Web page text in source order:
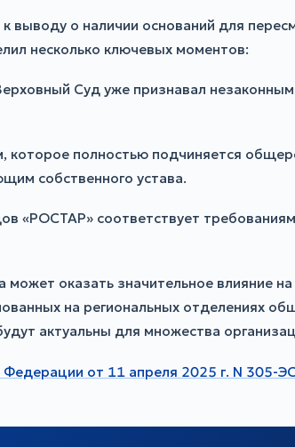
о наличии оснований для
несколько ключевых моментов:
Суд уже признавал
полностью подчиняется
собственного устава.
«РОСТАР» соответствует
оказать значительное влияние
на региональных отделениях
актуальны для множества
Федерации от 11 апреля 2025 г. N